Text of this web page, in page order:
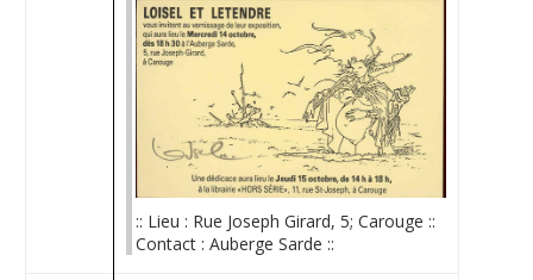
:: Lieu : Rue Joseph Girard, 5; Carouge ::
Contact : Auberge Sarde ::